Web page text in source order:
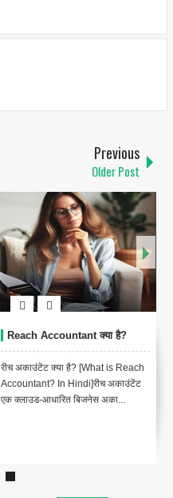
Previous
Older Post
Vyapar Accounting Software
क्या है ?
व्यापार अकाउंटिंग सॉफ्टवेयर क्या है?
[What is Vyapar Accounting